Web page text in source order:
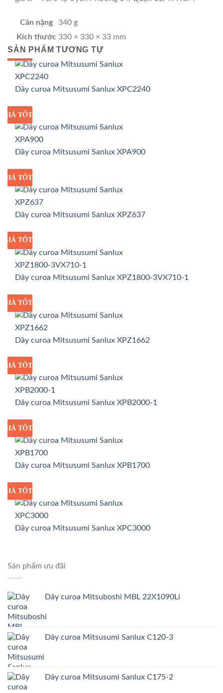
Cân nặng
340 g
Kích thước 330 × 330 × 33 mm
SẢN PHẨM TƯƠNG TỰ
GIÁ SỈ
GIÁ TỐT
Dây curoa Mitsusumi Sanlux XPC2240
GIÁ SỈ
GIÁ TỐT
Dây curoa Mitsusumi Sanlux XPA900
GIÁ SỈ
GIÁ TỐT
Dây curoa Mitsusumi Sanlux XPZ637
GIÁ SỈ
GIÁ TỐT
Dây curoa Mitsusumi Sanlux XPZ1800-3VX710-1
GIÁ SỈ
GIÁ TỐT
Dây curoa Mitsusumi Sanlux XPZ1662
GIÁ SỈ
GIÁ TỐT
Dây curoa Mitsusumi Sanlux XPB2000-1
GIÁ SỈ
GIÁ TỐT
Dây curoa Mitsusumi Sanlux XPB1700
GIÁ SỈ
GIÁ TỐT
Dây curoa Mitsusumi Sanlux XPC3000
Sản phẩm ưu đãi
Dây curoa Mitsuboshi MBL 22X1090Li
Dây curoa Mitsusumi Sanlux C120-3
Dây curoa Mitsusumi Sanlux C175-2